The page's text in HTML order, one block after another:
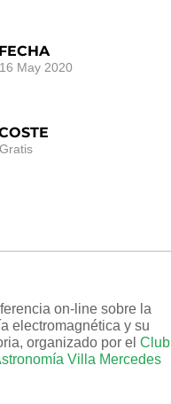
FECHA
16 May 2020
Gratis
on-line sobre la
electromagnética y su
organizado por el Club
Villa Mercedes